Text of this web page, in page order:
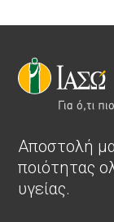
Αποστολή
ποιότητας
υγείας.